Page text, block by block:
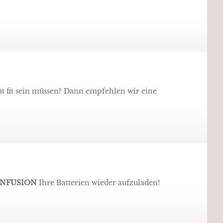
fit sein müssen? Dann empfehlen wir eine
Ihre Batterien wieder aufzuladen!